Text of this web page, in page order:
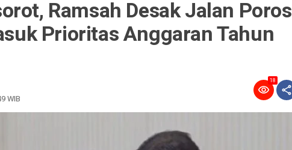
Ramsah Desak Jalan Poros
Prioritas Anggaran Tahun
WIB
18